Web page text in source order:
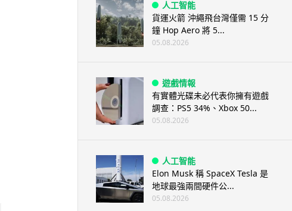
人工智能
貨運火箭 沖繩飛台灣僅需 15 分
鐘 Hop Aero 將 5...
05.08.2026
遊戲情報
有實體光碟未必代表你擁有遊戲
調查：PS5 34%、Xbox 50...
05.08.2026
人工智能
Elon Musk 稱 SpaceX Tesla 是
地球最強兩間硬件公...
05.08.2026